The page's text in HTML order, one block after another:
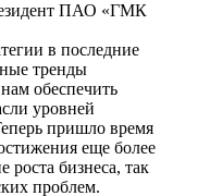
ПАО «ГМК
в последние
тренды
обеспечить
уровней
пришло время
еще более
роста бизнеса, так
проблем.